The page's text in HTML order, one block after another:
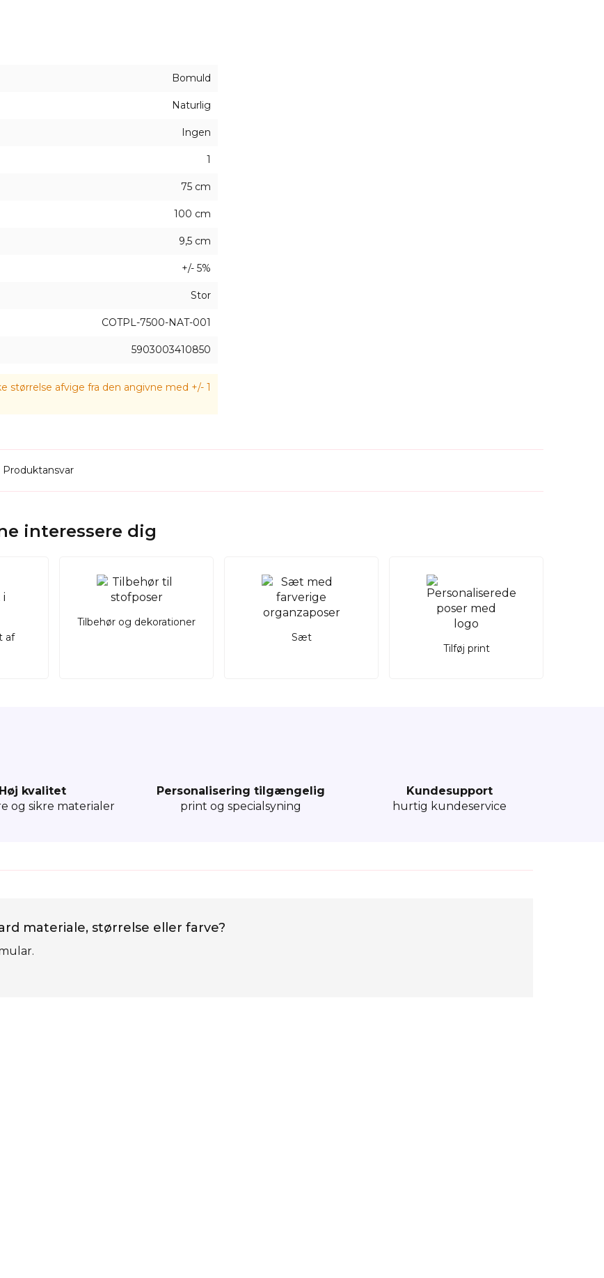
der gerne vil skabe
miljøvenlig emballage
deres miljøvenlige sække og bomuldsposer med deres firmalogo
alternativ til standard gaveposer til virksomheder.
Bomuld
Naturlig
Ingen
1
75 cm
100 cm
9,5 cm
+/- 5%
Stor
COTPL-7500-NAT-001
5903003410850
størrelse afvige fra den angivne med +/- 1
interessere dig
af
Tilbehør og dekorationer
Sæt
Tilføj print
Høj kvalitet
og sikre materialer
Personalisering tilgængelig
print og specialsyning
Kundesupport
hurtig kundeservice
materiale, størrelse eller farve?